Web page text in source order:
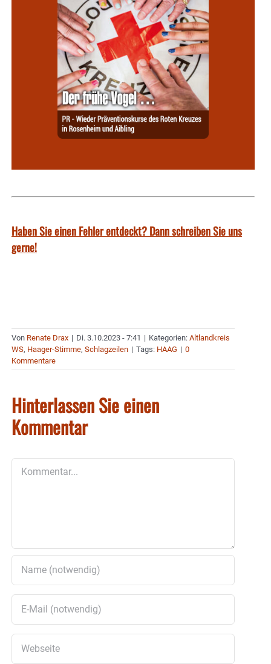
Haben Sie einen Fehler entdeckt? Dann schreiben Sie uns
gerne!
Von Renate Drax | Di. 3.10.2023 - 7:41 | Kategorien: Altlandkreis
WS, Haager-Stimme, Schlagzeilen | Tags: HAAG | 0
Kommentare
Hinterlassen Sie einen
Kommentar